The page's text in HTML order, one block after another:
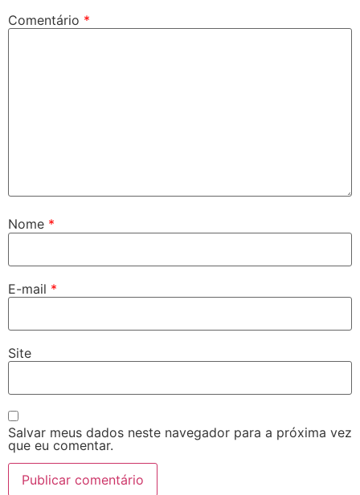
Comentário *
Nome *
E-mail *
Site
Salvar meus dados neste navegador para a próxima vez
que eu comentar.